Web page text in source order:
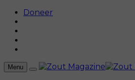
Doneer
Menu